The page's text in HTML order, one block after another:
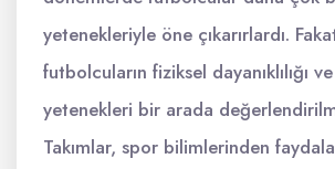
yetenekleriyle öne çıkarırlardı.
futbolcuların fiziksel dayanıklılığı
yetenekleri bir arada
Takımlar, spor bilimlerinden